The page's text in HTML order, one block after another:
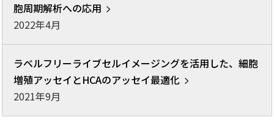
胞周期解析への応用
2022年4月
ラベルフリーライブセルイメージングを活用した、細胞
増殖アッセイとHCAのアッセイ最適化
2021年9月